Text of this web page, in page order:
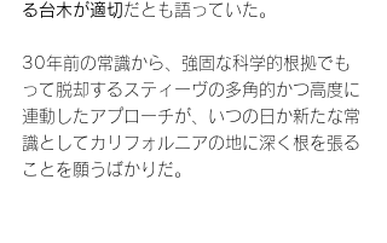
る台木が適切だとも語っていた。
30年前の常識から、強固な科学的根拠でも
って脱却するスティーヴの多角的かつ高度に
連動したアプローチが、いつの日か新たな常
識としてカリフォルニアの地に深く根を張る
ことを願うばかりだ。